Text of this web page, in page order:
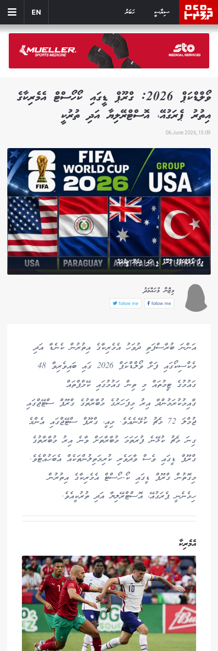
ސިޔާސީ ހަބަރު EN
ވޯލްޑްކަޕް 2026: ގްރޫޕް ޑީގައި ކޯހޯސްޓް އެމެރިކާގެ
އިތުރު ޕެރަގުއޭ، އޮސްޓްރޭލިޔާ އަދި ތުރުކީ
06 June 2026, 15:09
ފީފާ ވޯލްޑްކަޕްގެ ގްރޫޮޕް ޑީ ގައި ހިމެނޭ ޓީމުތައް
މިޒްނާ މުހައްމަދު
follow me
follow me
އަންނަ ބުރާސްފަތި ދުވަހު އެމެރިކާގެ އިތުރުން ކެނެޑާ އަދި
މެކްސިކޯގައި ފަށާ ވޯލްޑްކަޕް 2026 ގައި ބައިވެރިވާ 48
ގައުމުގެ ޓީމުތައް މި ތިން ގައުމުގައި ކޭމްޕްތައް
ގާއިމުކުރަމުންދާ އިރު މިފަހަރުގެ މުބާރާތުގެ ގްރޫޕް ސްޓޭޖްގައި
ޖުމްލަ 72 މެޗު ކުޅޭނެއެވެ. މިއީ، ގްރޫޕް ސްޓޭޖްގައި އެންމެ
ގިނަ މެޗު ކުޅޭނެ ފުރަތަމަ މުބާރާތަށް ވާނެ އިރު މުބާރާތުގެ
ގްރޫޕް ޑީގައި ވެސް ވާދަވެރި ކުރިމަތިލުންތަކެއް އެބަހުއްޓެވެ.
މިގޮތުން ގްރޫޕް ޑީގައި ކޯ-ހޯސްޓް އެމެރިކާގެ އިތުރުން
ހިމެނެނީ ޕެރަގުއޭ، އޮސްޓްރޭލިޔާ އަދި ތުރުކީއެވެ.
އެމެރިކާ